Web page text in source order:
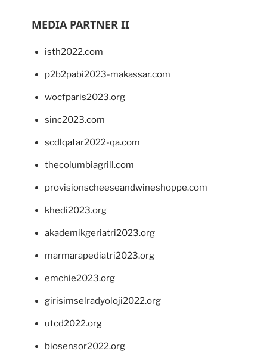
MEDIA PARTNER II
isth2022.com
p2b2pabi2023-makassar.com
wocfparis2023.org
sinc2023.com
scdlqatar2022-qa.com
thecolumbiagrill.com
provisionscheeseandwineshoppe.com
khedi2023.org
akademikgeriatri2023.org
marmarapediatri2023.org
emchie2023.org
girisimselradyoloji2022.org
utcd2022.org
biosensor2022.org